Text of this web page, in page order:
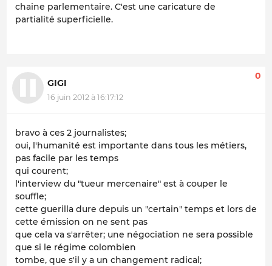
chaine parlementaire. C'est une caricature de
partialité superficielle.
GIGI
16 juin 2012 à 16:17:12
0
bravo à ces 2 journalistes;
oui, l'humanité est importante dans tous les métiers,
pas facile par les temps
qui courent;
l'interview du "tueur mercenaire" est à couper le
souffle;
cette guerilla dure depuis un "certain" temps et lors de
cette émission on ne sent pas
que cela va s'arrêter; une négociation ne sera possible
que si le régime colombien
tombe, que s'il y a un changement radical;